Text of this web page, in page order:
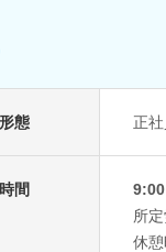
態 正
間
所
休